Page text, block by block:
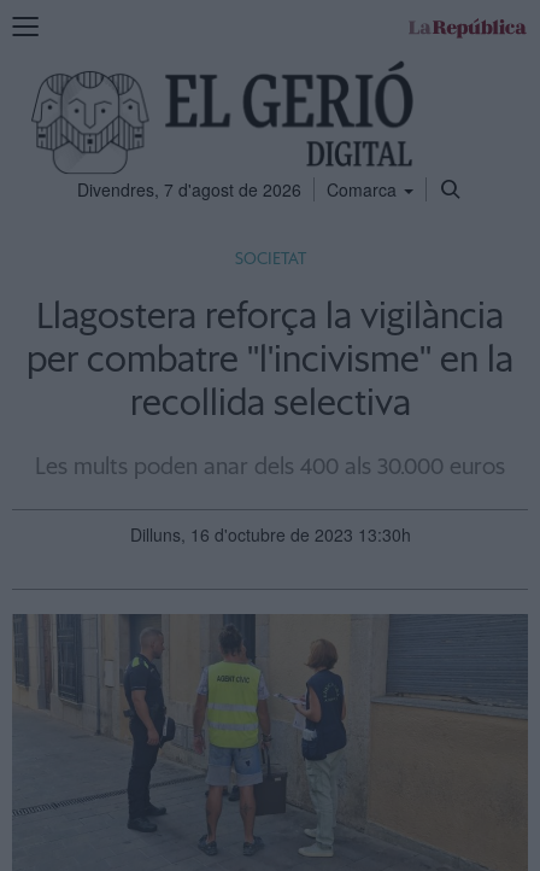
Mostra
navegació
Divendres, 7 d'agost de 2026 Comarca
SOCIETAT
Llagostera reforça la vigilància
per combatre ''l'incivisme'' en la
recollida selectiva
Les mults poden anar dels 400 als 30.000 euros
Dilluns, 16 d'octubre de 2023 13:30h